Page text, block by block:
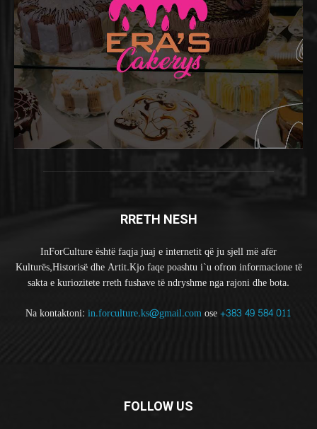
RRETH NESH
InForCulture është faqja juaj e internetit që ju sjell më afër
Kulturës,Historisë dhe Artit.Kjo faqe poashtu i`u ofron informacione të
sakta e kuriozitete rreth fushave të ndryshme nga rajoni dhe bota.
Na kontaktoni: in.forculture.ks@gmail.comose+383 49 584 011
FOLLOW US